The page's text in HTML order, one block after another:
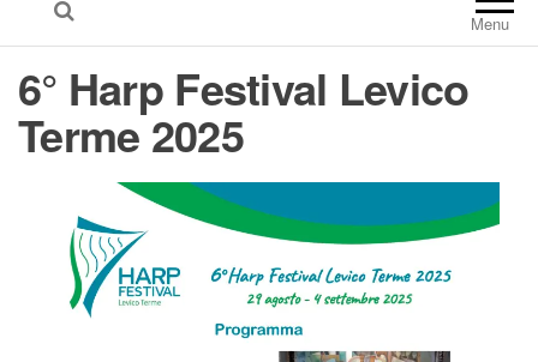
Menu
6° Harp Festival Levico
Terme 2025